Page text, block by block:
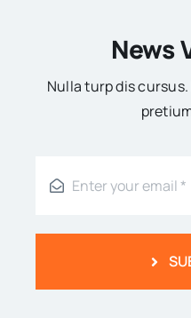
News
Nulla turp dis